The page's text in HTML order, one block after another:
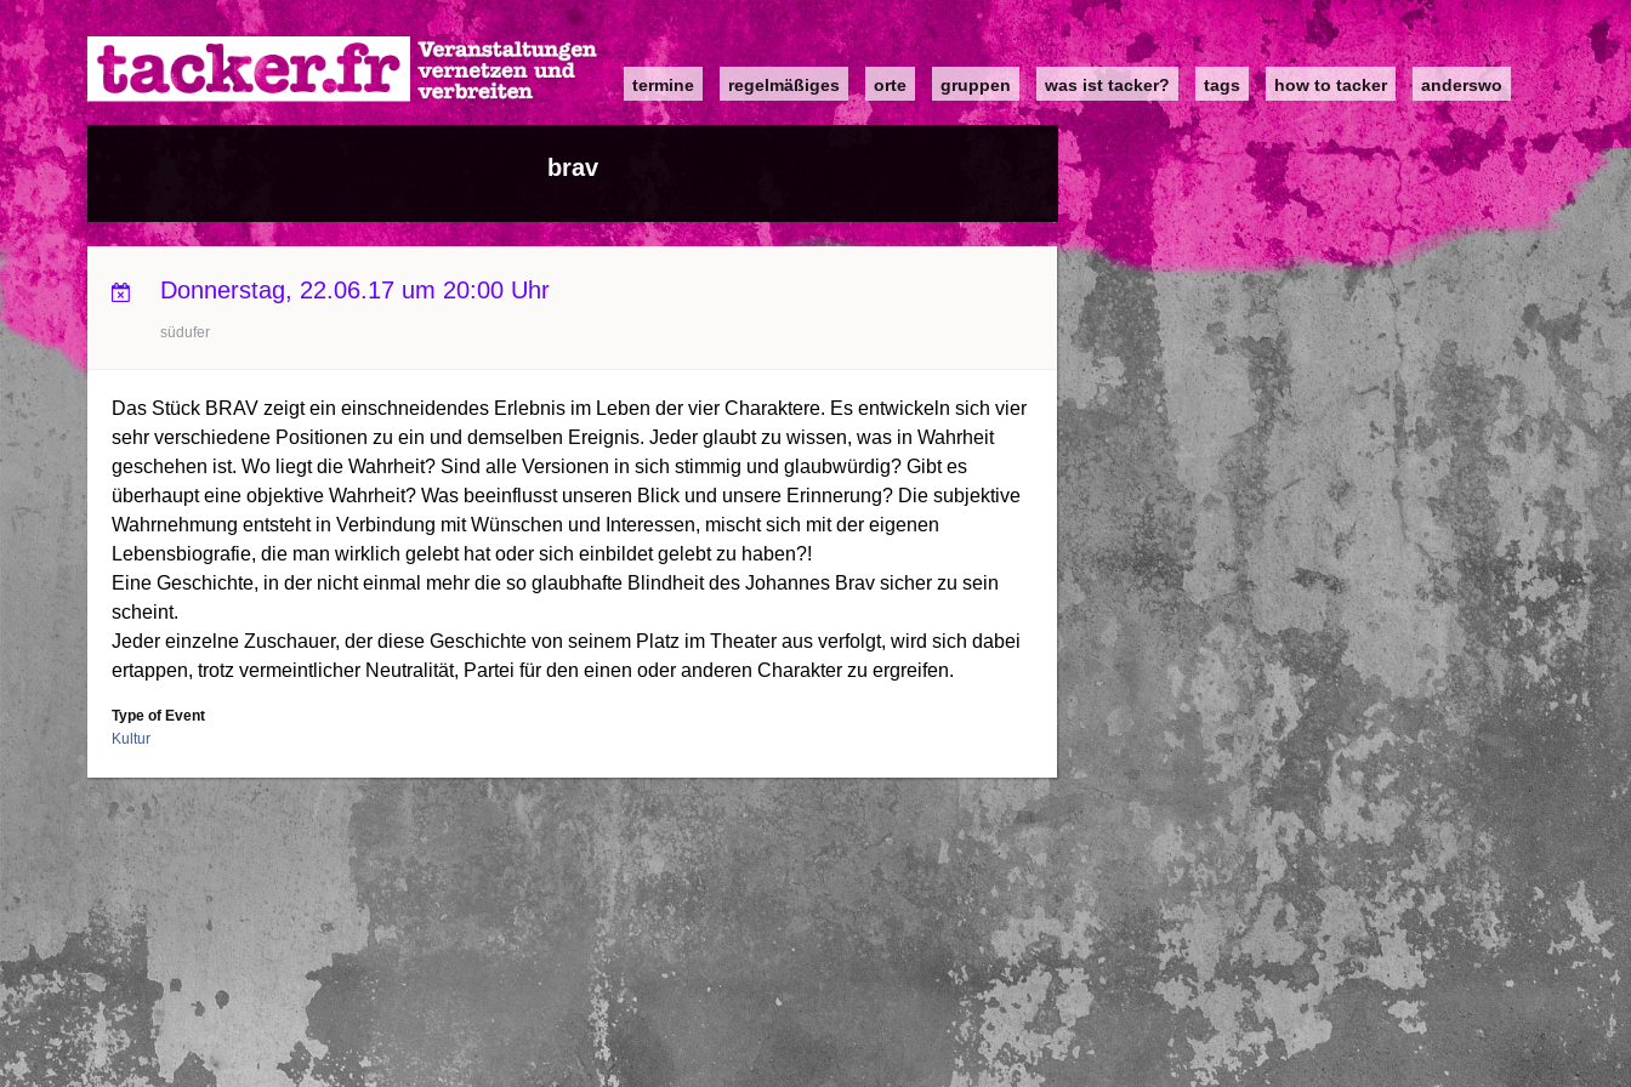
Direkt
zum
Inhalt
Main
navigation
termine regelmäßiges orte gruppen was ist tacker? tags how to tacker anderswo
brav
Donnerstag, 22.06.17 um 20:00 Uhr
südufer
Das Stück BRAV zeigt ein einschneidendes Erlebnis im Leben der vier Charaktere. Es entwickeln sich vier
sehr verschiedene Positionen zu ein und demselben Ereignis. Jeder glaubt zu wissen, was in Wahrheit
geschehen ist. Wo liegt die Wahrheit? Sind alle Versionen in sich stimmig und glaubwürdig? Gibt es
überhaupt eine objektive Wahrheit? Was beeinflusst unseren Blick und unsere Erinnerung? Die subjektive
Wahrnehmung entsteht in Verbindung mit Wünschen und Interessen, mischt sich mit der eigenen
Lebensbiografie, die man wirklich gelebt hat oder sich einbildet gelebt zu haben?!
Eine Geschichte, in der nicht einmal mehr die so glaubhafte Blindheit des Johannes Brav sicher zu sein
scheint.
Jeder einzelne Zuschauer, der diese Geschichte von seinem Platz im Theater aus verfolgt, wird sich dabei
ertappen, trotz vermeintlicher Neutralität, Partei für den einen oder anderen Charakter zu ergreifen.
Type of Event
Kultur